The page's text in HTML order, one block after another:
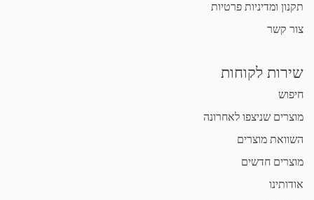
תקנון ומדיניות פרטיות
צור קשר
שירות לקוחות
חיפוש
מוצרים שניצפו לאחרונה
השוואת מוצרים
מוצרים חדשים
אודותינו